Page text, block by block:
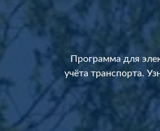
Программа для
учёта транспорта.